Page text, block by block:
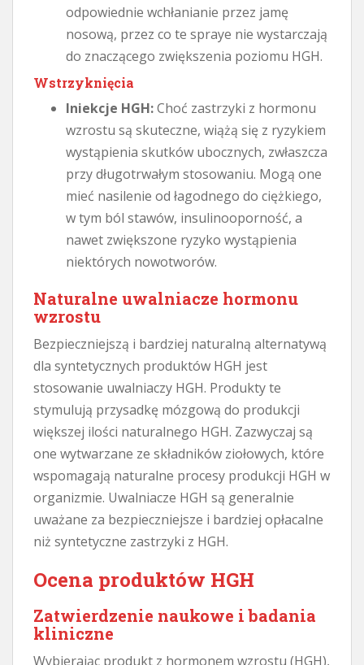
odpowiednie wchłanianie przez jamę
nosową, przez co te spraye nie wystarczają
do znaczącego zwiększenia poziomu HGH.
Wstrzyknięcia
Iniekcje HGH:Choć zastrzyki z hormonu
wzrostu są skuteczne, wiążą się z ryzykiem
wystąpienia skutków ubocznych, zwłaszcza
przy długotrwałym stosowaniu. Mogą one
mieć nasilenie od łagodnego do ciężkiego,
w tym ból stawów, insulinooporność, a
nawet zwiększone ryzyko wystąpienia
niektórych nowotworów.
Naturalne uwalniacze hormonu
wzrostu
Bezpieczniejszą i bardziej naturalną alternatywą
dla syntetycznych produktów HGH jest
stosowanie uwalniaczy HGH. Produkty te
stymulują przysadkę mózgową do produkcji
większej ilości naturalnego HGH. Zazwyczaj są
one wytwarzane ze składników ziołowych, które
wspomagają naturalne procesy produkcji HGH w
organizmie. Uwalniacze HGH są generalnie
uważane za bezpieczniejsze i bardziej opłacalne
niż syntetyczne zastrzyki z HGH.
Ocena produktów HGH
Zatwierdzenie naukowe i badania
kliniczne
Wybierając produkt z hormonem wzrostu (HGH),